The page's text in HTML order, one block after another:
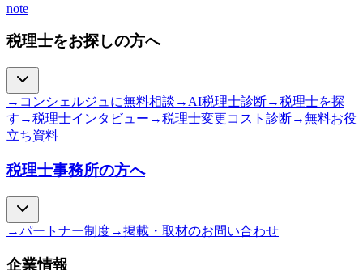
note
税理士をお探しの方へ
→ コンシェルジュに無料相談 → AI税理士診断→税理士を探
す →税理士インタビュー →税理士変更コスト診断→無料お役
立ち資料
税理士事務所の方へ
→パートナー制度→掲載・取材のお問い合わせ
企業情報